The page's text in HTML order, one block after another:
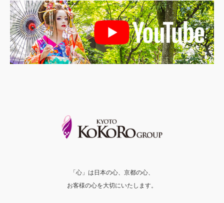
「心」は日本の心、京都の心、
お客様の心を大切にいたします。